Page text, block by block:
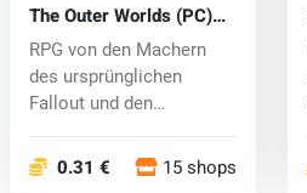
The Outer Worlds (PC)
key
RPG von den Machern
des ursprünglichen
Fallout und den
0.31 € 15 shops